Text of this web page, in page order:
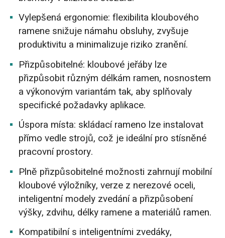
Vylepšená ergonomie: flexibilita kloubového
ramene snižuje námahu obsluhy, zvyšuje
produktivitu a minimalizuje riziko zranění.
Přizpůsobitelné: kloubové jeřáby lze
přizpůsobit různým délkám ramen, nosnostem
a výkonovým variantám tak, aby splňovaly
specifické požadavky aplikace.
Úspora místa: skládací rameno lze instalovat
přímo vedle strojů, což je ideální pro stísněné
pracovní prostory.
Plně přizpůsobitelné možnosti zahrnují mobilní
kloubové výložníky, verze z nerezové oceli,
inteligentní modely zvedání a přizpůsobení
výšky, zdvihu, délky ramene a materiálů ramen.
Kompatibilní s inteligentními zvedáky,